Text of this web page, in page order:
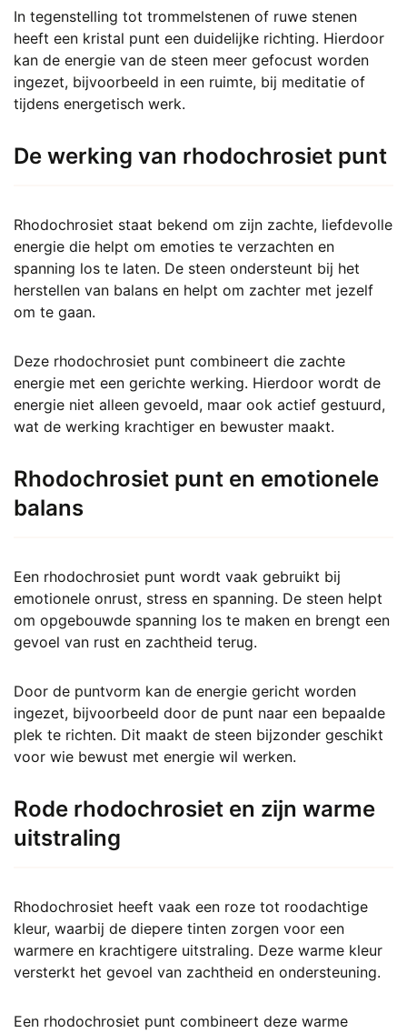
In tegenstelling tot trommelstenen of ruwe stenen
heeft een kristal punt een duidelijke richting. Hierdoor
kan de energie van de steen meer gefocust worden
ingezet, bijvoorbeeld in een ruimte, bij meditatie of
tijdens energetisch werk.
De werking van rhodochrosiet punt
Rhodochrosiet staat bekend om zijn zachte, liefdevolle
energie die helpt om emoties te verzachten en
spanning los te laten. De steen ondersteunt bij het
herstellen van balans en helpt om zachter met jezelf
om te gaan.
Deze rhodochrosiet punt combineert die zachte
energie met een gerichte werking. Hierdoor wordt de
energie niet alleen gevoeld, maar ook actief gestuurd,
wat de werking krachtiger en bewuster maakt.
Rhodochrosiet punt en emotionele
balans
Een rhodochrosiet punt wordt vaak gebruikt bij
emotionele onrust, stress en spanning. De steen helpt
om opgebouwde spanning los te maken en brengt een
gevoel van rust en zachtheid terug.
Door de puntvorm kan de energie gericht worden
ingezet, bijvoorbeeld door de punt naar een bepaalde
plek te richten. Dit maakt de steen bijzonder geschikt
voor wie bewust met energie wil werken.
Rode rhodochrosiet en zijn warme
uitstraling
Rhodochrosiet heeft vaak een roze tot roodachtige
kleur, waarbij de diepere tinten zorgen voor een
warmere en krachtigere uitstraling. Deze warme kleur
versterkt het gevoel van zachtheid en ondersteuning.
Een rhodochrosiet punt combineert deze warme